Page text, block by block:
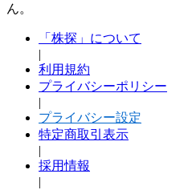
ん。
「株探」について
|
利用規約
プライバシーポリシー
|
プライバシー設定
特定商取引表示
|
採用情報
|